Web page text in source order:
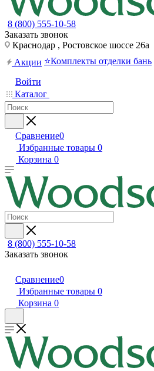
8 (800) 555-10-58
Заказать звонок
Краснодар , Ростовское шоссе 26а
Акции ⭐Комплекты отделки бань
Войти
Каталог
Сравнение0
Избранные товары 0
Корзина 0
8 (800) 555-10-58
Заказать звонок
Сравнение0
Избранные товары 0
Корзина 0